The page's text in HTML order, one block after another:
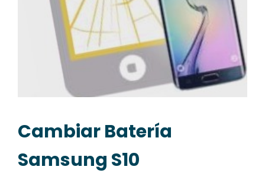
Cambiar Batería
Samsung S10